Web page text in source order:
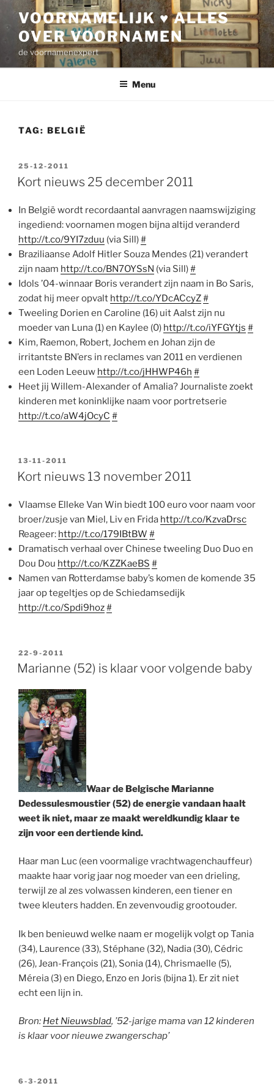
inhoud
VOORNAMELIJK ♥ ALLES
OVER VOORNAMEN
de voornamenexpert
Menu
TAG: BELGIË
GEPLAATST
OP
25-12-2011
Kort nieuws 25 december 2011
In België wordt recordaantal aanvragen naamswijziging
ingediend: voornamen mogen bijna altijd veranderd
http://t.co/9YI7zduu (via Sill)#
Braziliaanse Adolf Hitler Souza Mendes (21) verandert
zijn naam http://t.co/BN7OYSsN (via Sill)#
Idols ’04-winnaar Boris verandert zijn naam in Bo Saris,
zodat hij meer opvalt http://t.co/YDcACcyZ#
Tweeling Dorien en Caroline (16) uit Aalst zijn nu
moeder van Luna (1) en Kaylee (0) http://t.co/iYFGYtjs #
Kim, Raemon, Robert, Jochem en Johan zijn de
irritantste BN’ers in reclames van 2011 en verdienen
een Loden Leeuw http://t.co/jHHWP46h #
Heet jij Willem-Alexander of Amalia? Journaliste zoekt
kinderen met koninklijke naam voor portretserie
http://t.co/aW4jOcyC #
GEPLAATST
OP
13-11-2011
Kort nieuws 13 november 2011
Vlaamse Elleke Van Win biedt 100 euro voor naam voor
broer/zusje van Miel, Liv en Frida http://t.co/KzvaDrsc
Reageer: http://t.co/179IBtBW #
Dramatisch verhaal over Chinese tweeling Duo Duo en
Dou Dou http://t.co/KZZKaeBS #
Namen van Rotterdamse baby’s komen de komende 35
jaar op tegeltjes op de Schiedamsedijk
http://t.co/Spdi9hoz#
GEPLAATST
OP
22-9-2011
Marianne (52) is klaar voor volgende baby
Waar de Belgische Marianne
Dedessulesmoustier (52) de energie vandaan haalt
weet ik niet, maar ze maakt wereldkundig klaar te
zijn voor een dertiende kind.
Haar man Luc (een voormalige vrachtwagenchauffeur)
maakte haar vorig jaar nog moeder van een drieling,
terwijl ze al zes volwassen kinderen, een tiener en
twee kleuters hadden. En zevenvoudig grootouder.
Ik ben benieuwd welke naam er mogelijk volgt op Tania
(34), Laurence (33), Stéphane (32), Nadia (30), Cédric
(26), Jean-François (21), Sonia (14), Chrismaelle (5),
Méreia (3) en Diego, Enzo en Joris (bijna 1). Er zit niet
echt een lijn in.
Bron: Het Nieuwsblad, ’52-jarige mama van 12 kinderen
is klaar voor nieuwe zwangerschap’
GEPLAATST
6-3-2011